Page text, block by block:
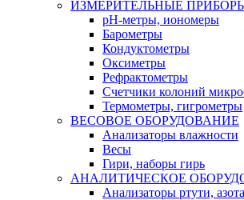
ИЗМЕРИТЕЛЬНЫЕ
pH-метры, иономеры
Барометры
Кондуктометры
Оксиметры
Рефрактометры
Счетчики колоний
Термометры, гигрометры
ВЕСОВОЕ ОБОРУДОВАНИЕ
Анализаторы влажности
Весы
Гири, наборы гирь
АНАЛИТИЧЕСКОЕ
Анализаторы ртути,